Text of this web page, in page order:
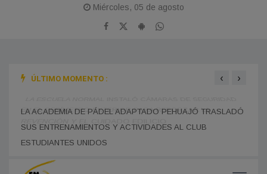
Miércoles, 05 de agosto
ÚLTIMO MOMENTO :
ESTUDIANTES UNIDOS
EN EL PERÍMETRO EXTERIOR PARA REFORZAR LA
PREVENCIÓN Y EL CUIDADO EDILICIO
‹ ›